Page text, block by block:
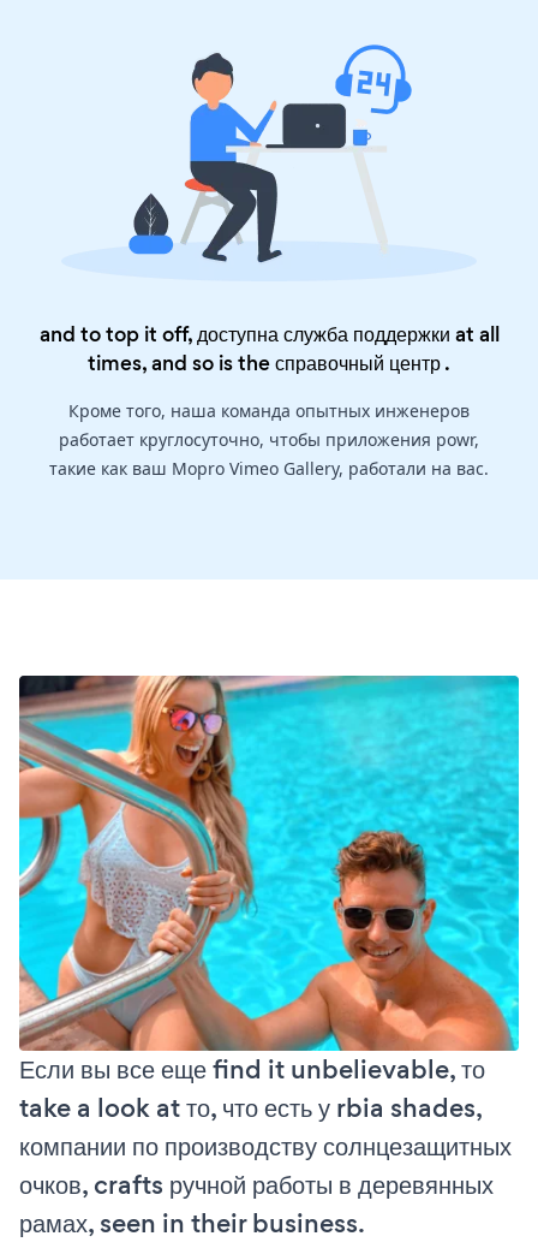
and to top it off, доступна служба поддержки at all
times, and so is theсправочный центр.
Кроме того, наша команда опытных инженеров
работает круглосуточно, чтобы приложения powr,
такие как ваш Mopro Vimeo Gallery, работали на вас.
Если вы все еще find it unbelievable, то
take a look at то, что есть у rbia shades,
компании по производству солнцезащитных
очков, crafts ручной работы в деревянных
рамах, seen in their business.